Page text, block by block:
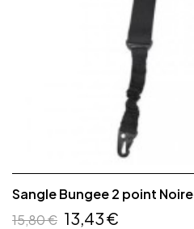
Sangle Bungee 2 point Noire
15,80 € 13,43 €